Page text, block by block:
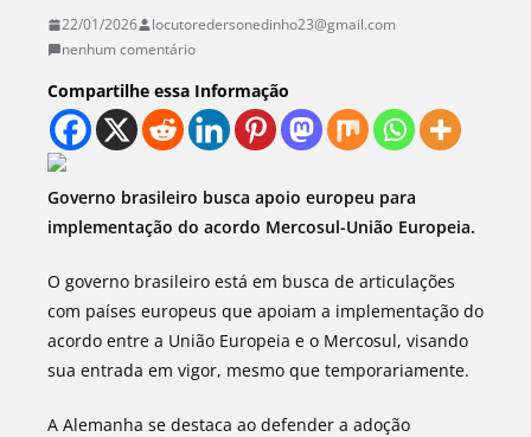
22/01/2026
locutoredersonedinho23@gmail.com
nenhum comentário
Compartilhe essa Informação
Governo brasileiro busca apoio europeu para
implementação do acordo Mercosul-União Europeia.
O governo brasileiro está em busca de articulações
com países europeus que apoiam a implementação do
acordo entre a União Europeia e o Mercosul, visando
sua entrada em vigor, mesmo que temporariamente.
A Alemanha se destaca ao defender a adoção